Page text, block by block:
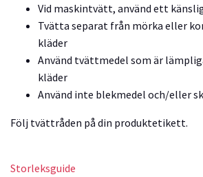
Vid maskintvätt, använd ett
Tvätta separat från mörka eller
kläder
Använd tvättmedel som är
kläder
Använd inte blekmedel och/eller
Följ tvättråden på din produktetikett.
Storleksguide